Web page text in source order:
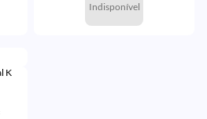
Indisponível
K